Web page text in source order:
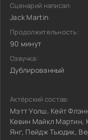
Сценарий написал:
Jack Martin
Продолжительность:
90 минут
Озвучка:
Дублированный
Актёрский состав:
Мэтт Уолш, Кейт
Кевин Майкл Мартин,
Янг, Пейдж Тьюдик,